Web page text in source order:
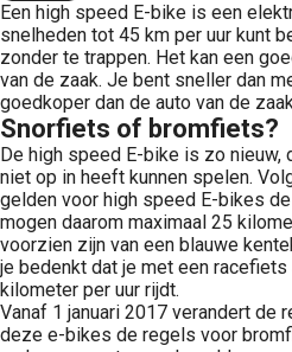
Een high speed E-bike is een
snelheden tot 45 km per uur kunt
zonder te trappen. Het kan een
van de zaak. Je bent sneller dan
goedkoper dan de auto van de
Snorfiets of bromfiets?
De high speed E-bike is zo nieuw,
niet op in heeft kunnen spelen.
gelden voor high speed E-bikes
mogen daarom maximaal 25
voorzien zijn van een blauwe
je bedenkt dat je met een
kilometer per uur rijdt.
Vanaf 1 januari 2017 verandert de
deze e-bikes de regels voor